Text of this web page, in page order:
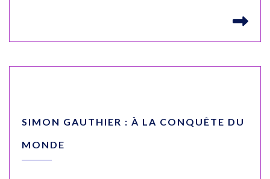
SIMON GAUTHIER : À LA CONQUÊTE DU
MONDE